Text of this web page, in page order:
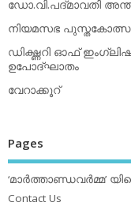
ഡോ.വി.പദ്മാവതി
നിയമസഭ
ഡിക്ഷ്ണറി ഓഫ്
ഉപോദ്ഘാതം
വേറാക്കൂറ്
Pages
‘മാര്‍ത്താണ്ഡവര്‍മ്മ’
Contact Us